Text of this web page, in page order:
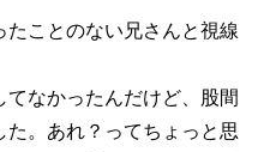
ことのない兄さんと視線
てなかったんだけど、股間
。あれ？ってちょっと思